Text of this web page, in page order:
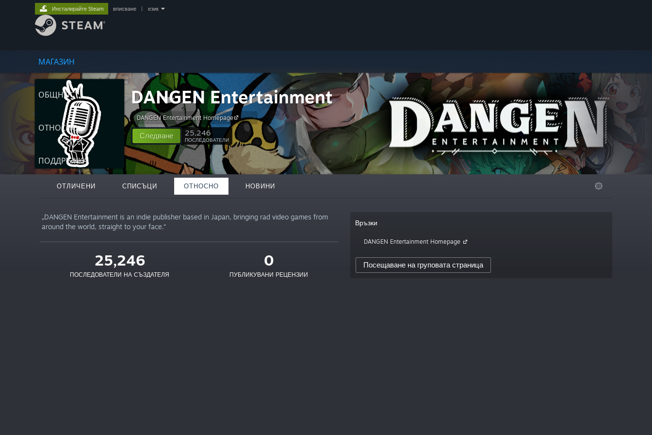
МАГАЗИН
ОБЩНОСТ
ОТНОСНО
ПОДДРЪЖКА
Инсталирайте Steam вписване език
DANGEN Entertainment
DANGEN Entertainment Homepage
Следване 25,246
ПОСЛЕДОВАТЕЛИ
ОТЛИЧЕНИ СПИСЪЦИ ОТНОСНО НОВИНИ
„DANGEN Entertainment is an indie publisher based in Japan, bringing rad video games from
around the world, straight to your face.“
25,246
ПОСЛЕДОВАТЕЛИ НА СЪЗДАТЕЛЯ
0
ПУБЛИКУВАНИ РЕЦЕНЗИИ
Връзки
DANGEN Entertainment Homepage
Посещаване на груповата страница